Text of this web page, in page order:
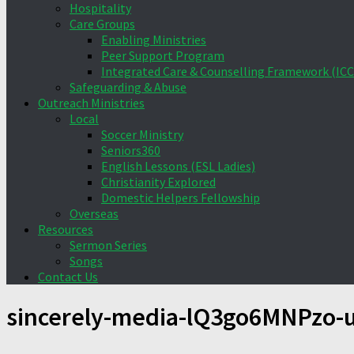
Hospitality
Care Groups
Enabling Ministries
Peer Support Program
Integrated Care & Counselling Framework
Safeguarding & Abuse
Outreach Ministries
Local
Soccer Ministry
Seniors360
English Lessons (ESL Ladies)
Christianity Explored
Domestic Helpers Fellowship
Overseas
Resources
Sermon Series
Songs
Contact Us
sincerely-media-lQ3go6MNPzo-